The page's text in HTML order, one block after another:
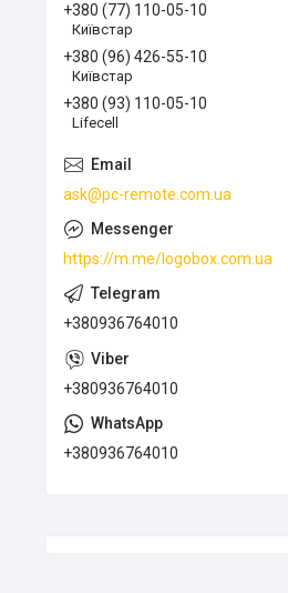
+380 (77) 110-05-10
Київстар
+380 (96) 426-55-10
Київстар
+380 (93) 110-05-10
Lifecell
ask@pc-remote.com.ua
https://m.me/logobox.com.ua
+380936764010
+380936764010
+380936764010